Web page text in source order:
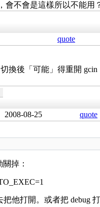
會不會是這樣所以不能用
quote
切換後「可能」得重開
2008-08-25 quote
掉：
他打開。或者把 debug